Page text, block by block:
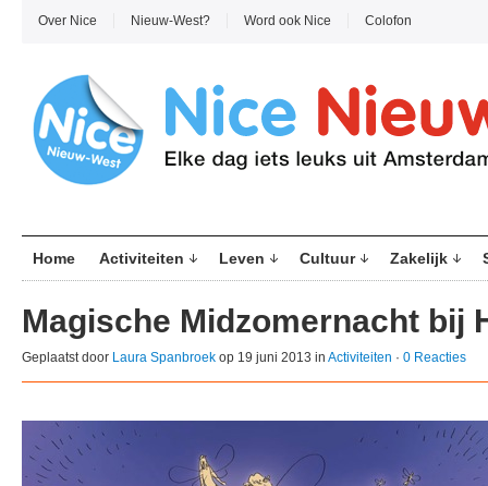
Over Nice Nieuw-West? Word ook Nice Colofon
Home Activiteiten Leven Cultuur Zakelijk
Magische Midzomernacht bij
Geplaatst door Laura Spanbroek op 19 juni 2013 in Activiteiten · 0 Reacties